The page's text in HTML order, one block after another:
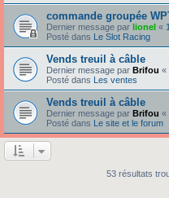
commande groupée
Dernier message par lionel «
Posté dans Le Slot Racing
Vends treuil à câble
Dernier message par Brifou «
Posté dans Les ventes
Vends treuil à câble
Dernier message par Brifou «
Posté dans Le site et le forum
53 résultats